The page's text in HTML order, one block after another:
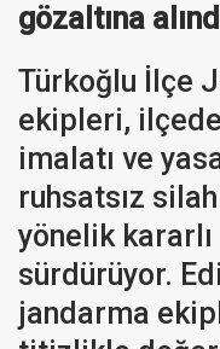
gözaltına
Türkoğlu İlçe
ekipleri,
imalatı ve
ruhsatsız
yönelik
sürdürüyor.
jandarma